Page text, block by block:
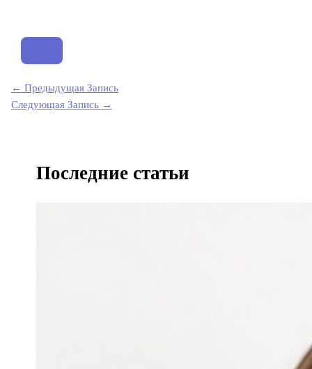
← Предыдущая Запись
Следующая Запись →
Последние статьи